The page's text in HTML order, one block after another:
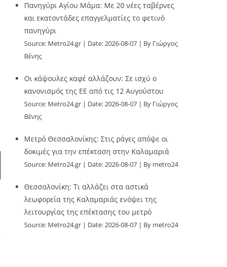
Πανηγύρι Αγίου Μάμα: Με 20 νέες ταβέρνες
και εκατοντάδες επαγγελματίες το φετινό
πανηγύρι
Source: Metro24.gr Date: 2026-08-07
By Γιώργος
Βένης
Οι κάψουλες καφέ αλλάζουν: Σε ισχύ ο
κανονισμός της ΕΕ από τις 12 Αυγούστου
Source: Metro24.gr Date: 2026-08-07
By Γιώργος
Βένης
Μετρό Θεσσαλονίκης: Στις ράγες απόψε οι
δοκιμές για την επέκταση στην Καλαμαριά
Source: Metro24.gr Date: 2026-08-07 By metro24
Θεσσαλονίκη: Τι αλλάζει στα αστικά
λεωφορεία της Καλαμαριάς ενόψει της
λειτουργίας της επέκτασης του μετρό
Source: Metro24.gr Date: 2026-08-07 By metro24